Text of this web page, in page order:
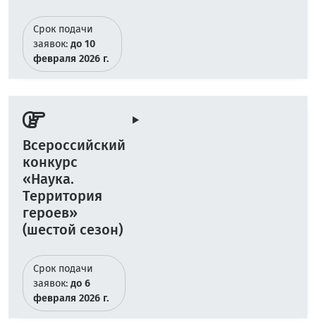
Срок подачи
заявок:до 10
февраля 2026 г.
Всероссийский
конкурс
«Наука.
Территория
героев»
(шестой сезон)
Срок подачи
заявок:до 6
февраля 2026 г.